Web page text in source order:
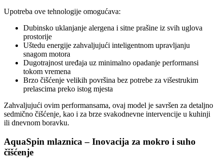
Upotreba ove tehnologije omogućava:
Dubinsko uklanjanje alergena i sitne prašine iz svih uglova
prostorije
Uštedu energije zahvaljujući inteligentnom upravljanju
snagom motora
Dugotrajnost uređaja uz minimalno opadanje performansi
tokom vremena
Brzo čišćenje velikih površina bez potrebe za višestrukim
prelascima preko istog mjesta
Zahvaljujući ovim performansama, ovaj model je savršen za detaljno
sedmično čišćenje, kao i za brze svakodnevne intervencije u kuhinji
ili dnevnom boravku.
AquaSpin mlaznica – Inovacija za mokro i suho
čišćenje